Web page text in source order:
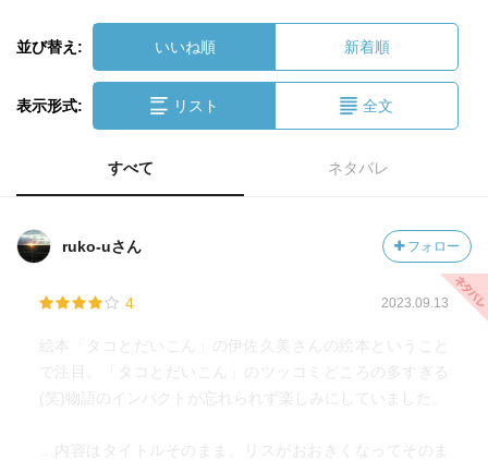
並び替え: いいね順 新着順
表示形式: リスト 全文
すべて ネタバレ
ruko-uさん フォロー
4 2023.09.13
絵本「タコとだいこん」の伊佐久美さんの絵本ということ
で注目。「タコとだいこん」のツッコミどころの多すぎる
(笑)物語のインパクトが忘れられず楽しみにしていました。
…内容はタイトルそのまま。リスがおおきくなってそのま